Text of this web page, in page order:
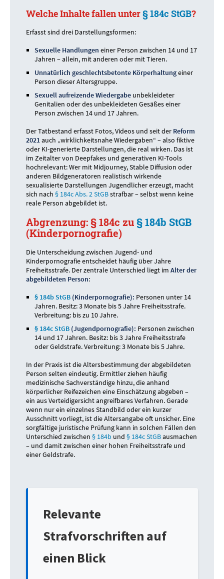
Welche Inhalte fallen unter§ 184c StGB?
Erfasst sind drei Darstellungsformen:
Sexuelle Handlungen einer Person zwischen 14 und 17
Jahren – allein, mit anderen oder mit Tieren.
Unnatürlich geschlechtsbetonte Körperhaltungeiner
Person dieser Altersgruppe.
Sexuell aufreizende Wiedergabe unbekleideter
Genitalien oder des unbekleideten Gesäßes einer
Person zwischen 14 und 17 Jahren.
Der Tatbestand erfasst Fotos, Videos und seit der Reform
2021auch „wirklichkeitsnahe Wiedergaben“ – also fiktive
oder KI-generierte Darstellungen, die real wirken. Das ist
im Zeitalter von Deepfakes und generativen KI-Tools
hochrelevant: Wer mit Midjourney, Stable Diffusion oder
anderen Bildgeneratoren realistisch wirkende
sexualisierte Darstellungen Jugendlicher erzeugt, macht
sich nach § 184c Abs. 2 StGBstrafbar – selbst wenn keine
reale Person abgebildet ist.
Abgrenzung: § 184c zu§ 184b StGB
(Kinderpornografie)
Die Unterscheidung zwischen Jugend- und
Kinderpornografie entscheidet häufig über Jahre
Freiheitsstrafe. Der zentrale Unterschied liegt im Alter der
abgebildeten Person:
§ 184b StGB (Kinderpornografie): Personen unter 14
Jahren. Besitz: 3 Monate bis 5 Jahre Freiheitsstrafe.
Verbreitung: bis zu 10 Jahre.
§ 184c StGB (Jugendpornografie): Personen zwischen
14 und 17 Jahren. Besitz: bis 3 Jahre Freiheitsstrafe
oder Geldstrafe. Verbreitung: 3 Monate bis 5 Jahre.
In der Praxis ist die Altersbestimmung der abgebildeten
Person selten eindeutig. Ermittler ziehen häufig
medizinische Sachverständige hinzu, die anhand
körperlicher Reifezeichen eine Einschätzung abgeben –
ein aus Verteidigersicht angreifbares Verfahren. Gerade
wenn nur ein einzelnes Standbild oder ein kurzer
Ausschnitt vorliegt, ist die Altersangabe oft unsicher. Eine
sorgfältige juristische Prüfung kann in solchen Fällen den
Unterschied zwischen § 184b und § 184c StGBausmachen
– und damit zwischen einer hohen Freiheitsstrafe und
einer Geldstrafe.
Relevante
Strafvorschriften auf
einen Blick